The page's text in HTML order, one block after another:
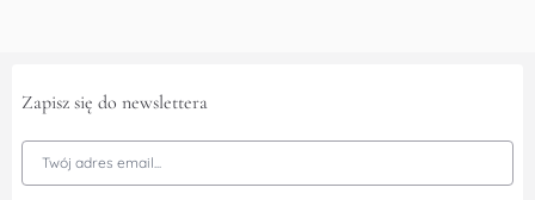
Zapisz się do newslettera
Adres Email